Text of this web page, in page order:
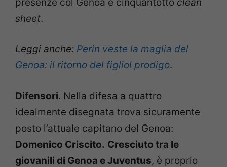
sheet.
Leggi anche: Perin veste la maglia del
Genoa: il ritorno del figliol prodigo.
Difensori. Nella difesa a quattro
idealmente disegnata trova sicuramente
posto l’attuale capitano del Genoa:
Domenico Criscito. Cresciuto tra le
giovanili di Genoa e Juventus, è proprio